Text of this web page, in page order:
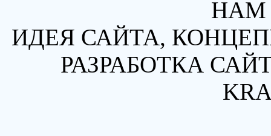
НАМ
ИДЕЯ САЙТА,
РАЗРАБОТКА